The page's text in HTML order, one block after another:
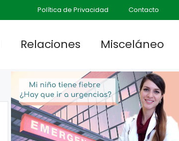
Política de Privacidad Contacto
Relaciones Misceláneo